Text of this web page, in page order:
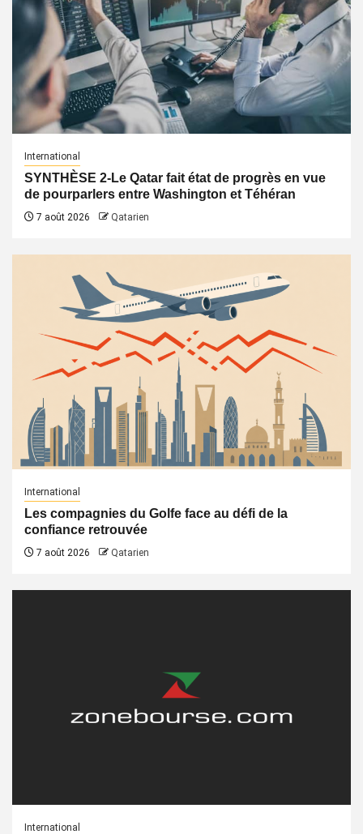
International
SYNTHÈSE 2-Le Qatar fait état de progrès en vue
de pourparlers entre Washington et Téhéran
7 août 2026 Qatarien
International
Les compagnies du Golfe face au défi de la
confiance retrouvée
7 août 2026 Qatarien
International